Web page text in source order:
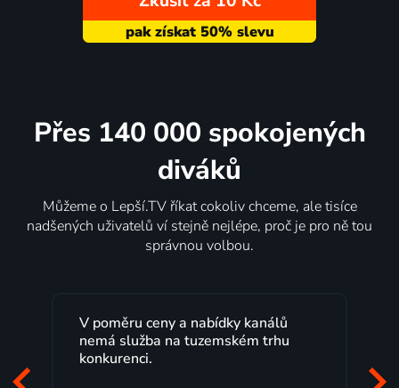
Přes 140 000 spokojených
diváků
Můžeme o Lepší.TV říkat cokoliv chceme, ale tisíce
nadšených uživatelů ví stejně nejlépe, proč je pro ně tou
správnou volbou.
V poměru ceny a nabídky kanálů
nemá služba na tuzemském trhu
konkurenci.